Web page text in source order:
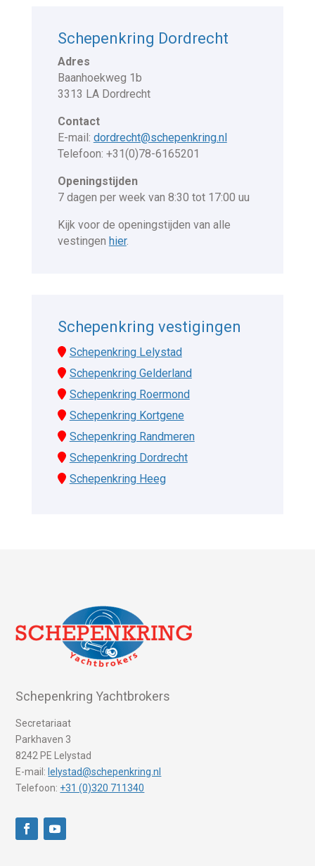
Schepenkring Dordrecht
Adres
Baanhoekweg 1b
3313 LA Dordrecht
Contact
E-mail: dordrecht@schepenkring.nl
Telefoon: +31(0)78-6165201
Openingstijden
7 dagen per week van 8:30 tot 17:00 uu
Kijk voor de openingstijden van alle
vestingen hier.
Schepenkring vestigingen
Schepenkring Lelystad
Schepenkring Gelderland
Schepenkring Roermond
Schepenkring Kortgene
Schepenkring Randmeren
Schepenkring Dordrecht
Schepenkring Heeg
Schepenkring Yachtbrokers
Secretariaat
Parkhaven 3
8242 PE Lelystad
E-mail: lelystad@schepenkring.nl
Telefoon: +31 (0)320 711340